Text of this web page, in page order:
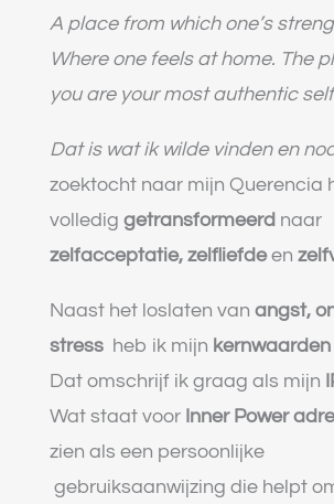
A place from which one’s
Where one feels at home. The
you are your most authentic
Dat is wat ik wilde vinden en
zoektocht naar mijn Querencia
volledig getransformeerd naar
zelfacceptatie, zelfliefdeen
Naast het loslaten van angst,
stressheb ik mijn kernwaarden
Dat omschrijf ik graag als mijn
Wat staat voor Inner Power
zien als een persoonlijke
gebruiksaanwijzing die helpt